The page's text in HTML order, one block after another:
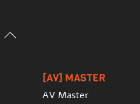
Back
[AV] MASTER
AV Master